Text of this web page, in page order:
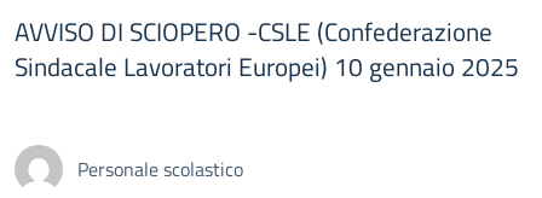
AVVISO DI SCIOPERO -CSLE (Confederazione
Sindacale Lavoratori Europei) 10 gennaio 2025
Personale scolastico